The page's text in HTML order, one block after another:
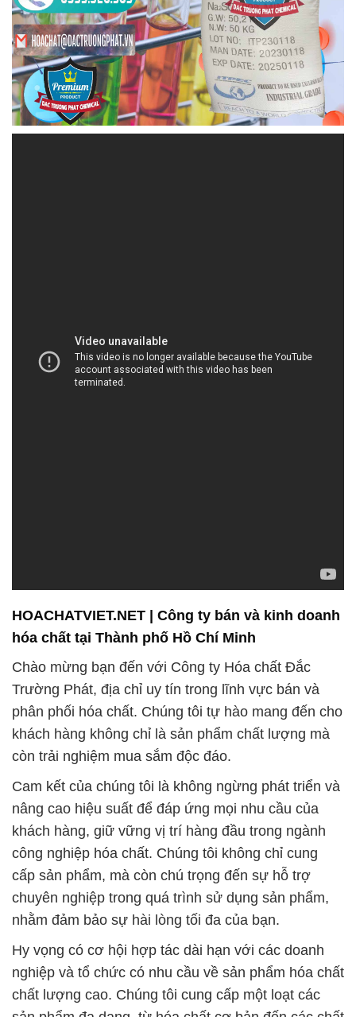
Cam kết của chúng tôi là không ngừng phát triển và
nâng cao hiệu suất để đáp ứng mọi nhu cầu của
khách hàng, giữ vững vị trí hàng đầu trong ngành
công nghiệp hóa chất. Chúng tôi không chỉ cung
cấp sản phẩm, mà còn chú trọng đến sự hỗ trợ
chuyên nghiệp trong quá trình sử dụng sản phẩm,
nhằm đảm bảo sự hài lòng tối đa của bạn.
Hy vọng có cơ hội hợp tác dài hạn với các doanh
nghiệp và tổ chức có nhu cầu về sản phẩm hóa chất
chất lượng cao. Chúng tôi cung cấp một loạt các
sản phẩm đa dạng, từ hóa chất cơ bản đến các chất
phức tạp, đáp ứng đầy đủ nhu cầu trong nhiều lĩnh
vực khác nhau.
Chúng tôi đặt tầm nhìn vào việc cung cấp các sản
phẩm hóa chất nông nghiệp an toàn và hiệu quả,
nhằm giúp nông dân nâng cao sản xuất và bảo vệ
môi trường. Điều này không chỉ giúp duy trì hiệu
suất sản xuất cao mà còn giảm thiểu sự gián đoạn
trong quá trình kinh doanh của bạn.